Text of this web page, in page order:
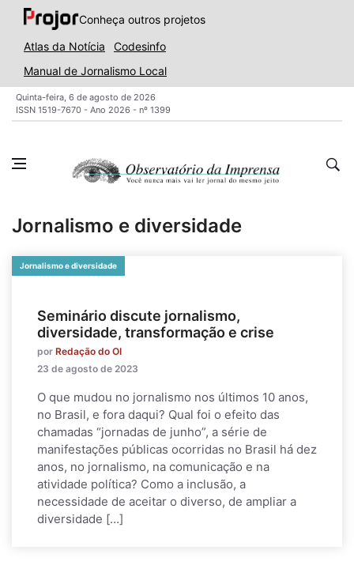
Conheça outros projetos
Atlas da Notícia
Codesinfo
Manual de Jornalismo Local
Quinta-feira, 6 de agosto de 2026
ISSN 1519-7670 - Ano 2026 - nº 1399
Jornalismo e diversidade
Jornalismo e diversidade
Seminário discute jornalismo,
diversidade, transformação e crise
por Redação do OI
23 de agosto de 2023
O que mudou no jornalismo nos últimos 10 anos,
no Brasil, e fora daqui? Qual foi o efeito das
chamadas “jornadas de junho”, a série de
manifestações públicas ocorridas no Brasil há dez
anos, no jornalismo, na comunicação e na
atividade política? Como a inclusão, a
necessidade de aceitar o diverso, de ampliar a
diversidade […]